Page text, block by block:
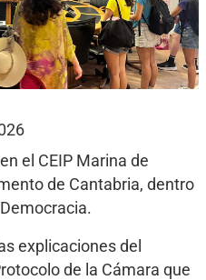
el CEIP Marina de
de Cantabria, dentro
explicaciones del
de la Cámara que